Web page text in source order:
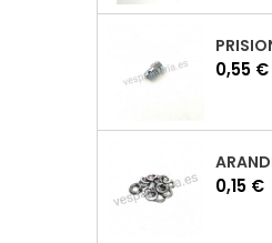
Precio
0,55 €
Precio
0,15 €